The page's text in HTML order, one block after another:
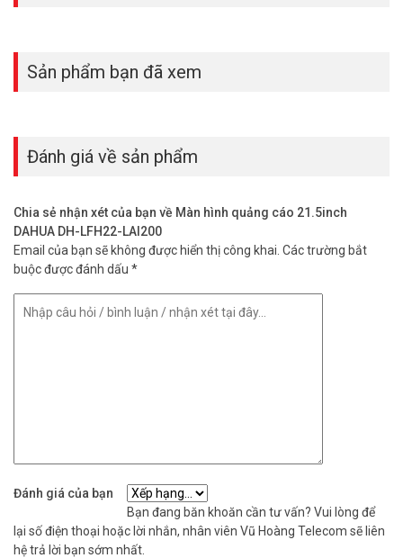
Sản phẩm bạn đã xem
Đánh giá về sản phẩm
Chia sẻ nhận xét của bạn về Màn hình quảng cáo 21.5inch
DAHUA DH-LFH22-LAI200
Email của bạn sẽ không được hiển thị công khai. Các trường bắt
buộc được đánh dấu *
Đánh giá của bạn
Bạn đang băn khoăn cần tư vấn? Vui lòng để
lại số điện thoại hoặc lời nhắn, nhân viên Vũ Hoàng Telecom sẽ liên
hệ trả lời bạn sớm nhất.